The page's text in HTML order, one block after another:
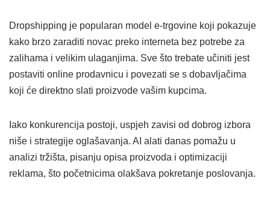
Dropshipping je popularan model e-trgovine koji pokazuje
kako brzo zaraditi novac preko interneta bez potrebe za
zalihama i velikim ulaganjima. Sve što trebate učiniti jest
postaviti online prodavnicu i povezati se s dobavljačima
koji će direktno slati proizvode vašim kupcima.
Iako konkurencija postoji, uspjeh zavisi od dobrog izbora
niše i strategije oglašavanja. AI alati danas pomažu u
analizi tržišta, pisanju opisa proizvoda i optimizaciji
reklama, što početnicima olakšava pokretanje poslovanja.